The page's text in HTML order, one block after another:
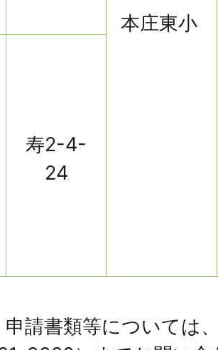
本庄東小
寿2-4-
24
申請書類等については